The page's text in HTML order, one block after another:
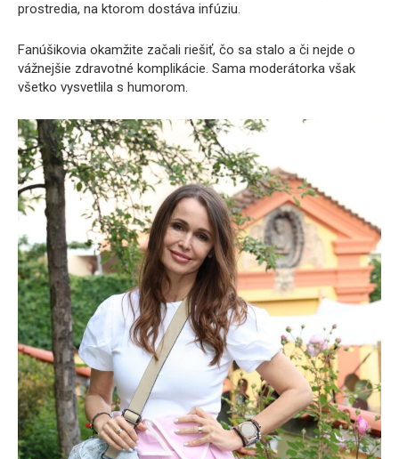
prostredia, na ktorom dostáva infúziu.
Fanúšikovia okamžite začali riešiť, čo sa stalo a či nejde o
vážnejšie zdravotné komplikácie. Sama moderátorka však
všetko vysvetlila s humorom.